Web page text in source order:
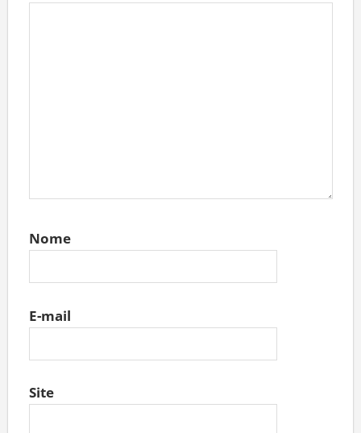
Nome
E-mail
Site